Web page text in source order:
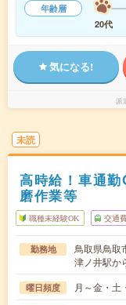
年齢層
20代
気になる!
派
未読
高時給！車通
磨作業等
職種未経験OK 交通
勤務地
鳥取県鳥取
津ノ井駅か
曜日頻度 月～金・